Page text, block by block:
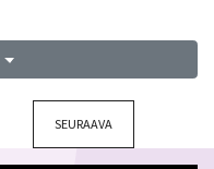
SEURAAVA